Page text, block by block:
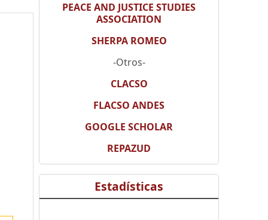
PEACE AND JUSTICE STUDIES
ASSOCIATION
SHERPA ROMEO
-Otros-
CLACSO
FLACSO ANDES
GOOGLE SCHOLAR
REPAZUD
Estadísticas